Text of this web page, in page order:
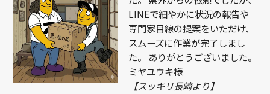
LINEで細やかに状況の報告や
専門家目線の提案をいただけ、
スムーズに作業が完了しまし
た。 ありがとうございました。
ミヤユウキ様
【スッキリ長崎より】